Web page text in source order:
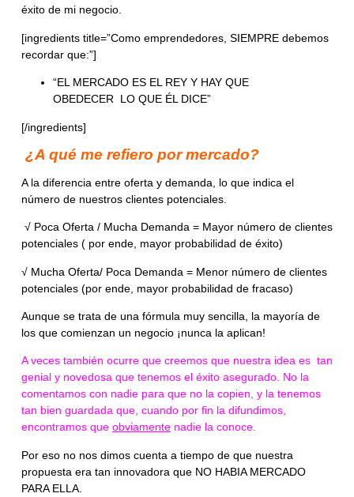
éxitode mi negocio.
[ingredients title=”Como emprendedores, SIEMPRE debemos
recordar que:”]
“EL MERCADO ES EL REY Y HAY QUE
OBEDECER
LO QUE ÉL DICE”
[/ingredients]
¿A qué me refiero pormercado?
A la diferencia entre oferta y demanda , lo que indica el
número de nuestros clientes potenciales.
√ Poca Oferta / Mucha Demanda= Mayor número de clientes
potenciales ( por ende, mayor probabilidad de éxito)
√ Mucha Oferta/ Poca Demanda = Menor número de clientes
potenciales (por ende, mayor probabilidad de fracaso)
Aunque se trata de una fórmula muy sencilla, la mayoría de
los que comienzan un negocio ¡nunca la aplican!
A veces también ocurre que creemos que nuestra idea es tan
genial y novedosa que tenemos el éxito asegurado. No la
comentamos con nadie para que no la copien, y la tenemos
tan bien guardada que, cuando por fin la difundimos,
encontramos que obviamentenadie la conoce.
Por eso no nos dimos cuenta a tiempo de que nuestra
propuesta era tan innovadora que NO HABIA MERCADO
PARA ELLA.